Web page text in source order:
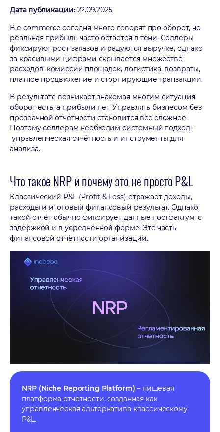
Дата публикации:22.09.2025
В e-commerce сегодня много говорят про оборот, но
реальная прибыль часто остаётся в тени. Селлеры
фиксируют рост заказов и радуются выручке, однако
за красивыми цифрами скрывается множество
расходов: комиссии площадок, логистика, возвраты,
платное продвижение и сторнирующие транзакции.
В результате возникает знакомая многим ситуация:
оборот есть, а прибыли нет. Управлять бизнесом без
прозрачной отчётности становится всё сложнее.
Поэтому селлерам необходим системный подход –
управленческая отчётность и инструменты для
анализа.
Что такое NRP и почему это не просто P&L
Классический P&L (Profit & Loss) отражает доходы,
расходы и итоговый финансовый результат. Однако
такой отчёт обычно фиксирует данные постфактум, с
задержкой и в усреднённой форме. Это часть
финансовой отчётности организации.
NRP (Niche Reporting Platform) – нишевая
платформа отчётности, созданная как
управленческая альтернатива классическому
P&L.